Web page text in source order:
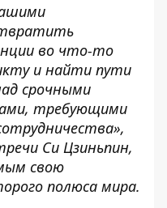
во что-то
и найти пути
срочными
требующими
Си Цзиньпин,
свою
полюса мира.